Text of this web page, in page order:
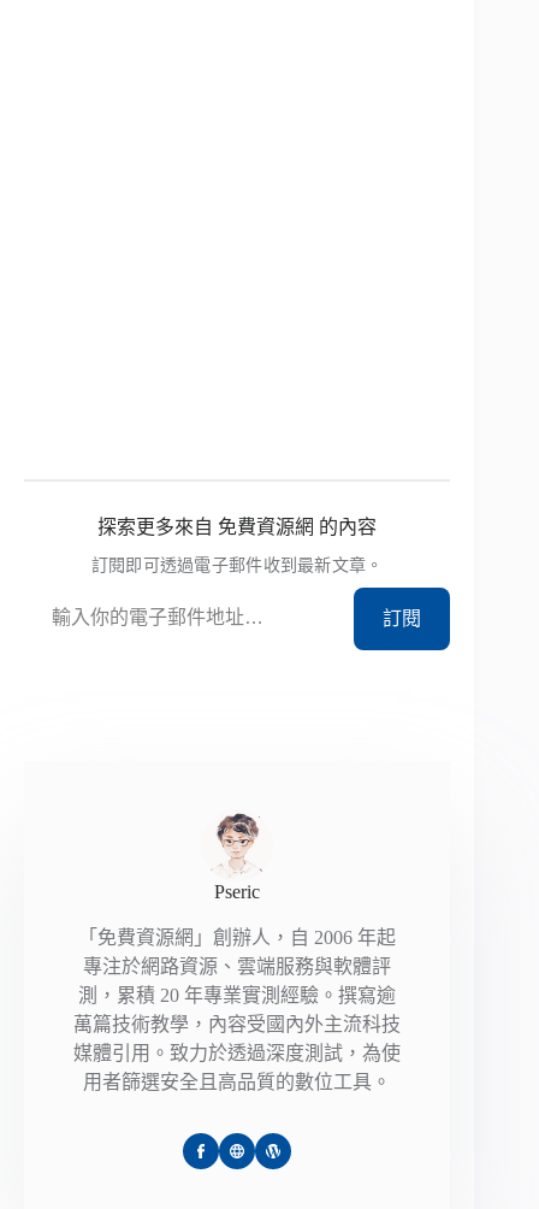
探索更多來自 免費資源網 的內容
訂閱即可透過電子郵件收到最新文章。
訂閱
Pseric
「免費資源網」創辦人，自 2006 年起
專注於網路資源、雲端服務與軟體評
測，累積 20 年專業實測經驗。撰寫逾
萬篇技術教學，內容受國內外主流科技
媒體引用。致力於透過深度測試，為使
用者篩選安全且高品質的數位工具。